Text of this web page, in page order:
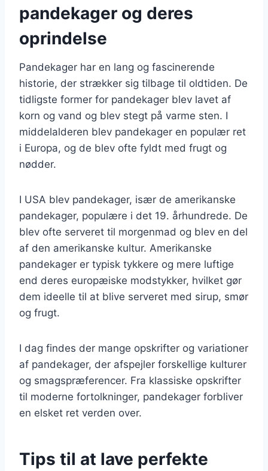
pandekager og deres
oprindelse
Pandekager har en lang og fascinerende
historie, der strækker sig tilbage til oldtiden. De
tidligste former for pandekager blev lavet af
korn og vand og blev stegt på varme sten. I
middelalderen blev pandekager en populær ret
i Europa, og de blev ofte fyldt med frugt og
nødder.
I USA blev pandekager, især de amerikanske
pandekager, populære i det 19. århundrede. De
blev ofte serveret til morgenmad og blev en del
af den amerikanske kultur. Amerikanske
pandekager er typisk tykkere og mere luftige
end deres europæiske modstykker, hvilket gør
dem ideelle til at blive serveret med sirup, smør
og frugt.
I dag findes der mange opskrifter og variationer
af pandekager, der afspejler forskellige kulturer
og smagspræferencer. Fra klassiske opskrifter
til moderne fortolkninger, pandekager forbliver
en elsket ret verden over.
Tips til at lave perfekte